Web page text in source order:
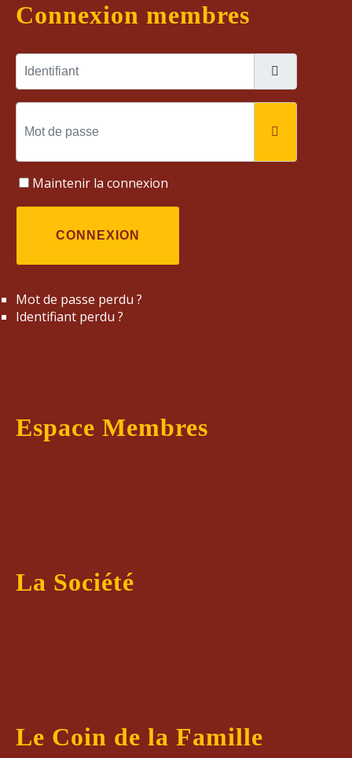
Connexion membres
Identifiant
Mot de passe
Maintenir la connexion
CONNEXION
Mot de passe perdu ?
Identifiant perdu ?
Espace Membres
La Société
Le Coin de la Famille